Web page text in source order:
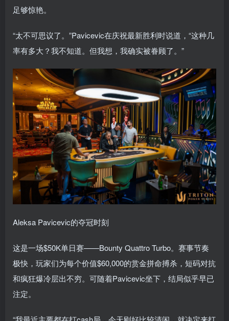
足够惊艳。
“太不可思议了。”Pavicevic在庆祝最新胜利时说道，“这种几
率有多大？我不知道。但我想，我确实被眷顾了。”
Aleksa Pavicevic的夺冠时刻
这是一场$50K单日赛——Bounty Quattro Turbo。赛事节奏
极快，玩家们为每个价值$60,000的赏金拼命搏杀，短码对抗
和疯狂爆冷层出不穷。可随着Pavicevic坐下，结局似乎早已
注定。